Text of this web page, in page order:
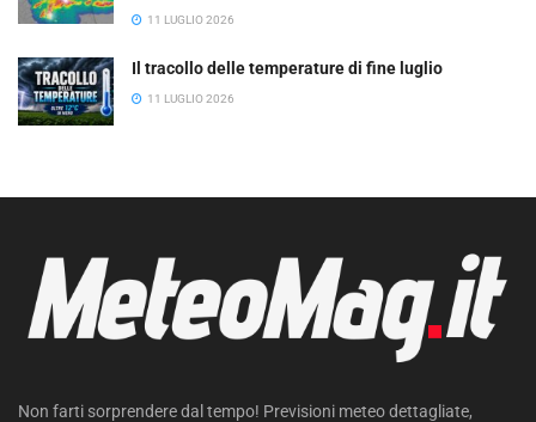
11 LUGLIO 2026
Il tracollo delle temperature di fine luglio
11 LUGLIO 2026
Non farti sorprendere dal tempo! Previsioni meteo dettagliate,